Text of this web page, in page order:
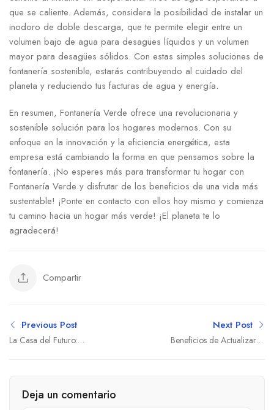
que se caliente. Además, considera la posibilidad de instalar un
inodoro de doble descarga, que te permite elegir entre un
volumen bajo de agua para desagües líquidos y un volumen
mayor para desagües sólidos. Con estas simples soluciones de
fontanería sostenible, estarás contribuyendo al cuidado del
planeta y reduciendo tus facturas de agua y energía.
En resumen, Fontanería Verde ofrece una revolucionaria y
sostenible solución para los hogares modernos. Con su
enfoque en la innovación y la eficiencia energética, esta
empresa está cambiando la forma en que pensamos sobre la
fontanería. ¡No esperes más para transformar tu hogar con
Fontanería Verde y disfrutar de los beneficios de una vida más
sustentable! ¡Ponte en contacto con ellos hoy mismo y comienza
tu camino hacia un hogar más verde! ¡El planeta te lo
agradecerá!
Compartir
Previous Post
La Casa del Futuro:
Next Post
Beneficios de Actualizar el
Deja un comentario